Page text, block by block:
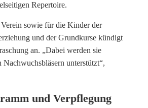
Repertoire.
sowie für die Kinder der
und der Grundkurse kündigt
an. „Dabei werden sie
unterstützt“,
und Verpflegung